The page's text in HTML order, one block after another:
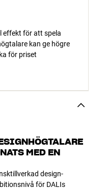
effekt för att spela
kan ge högre
för priset
MED EN
design-
för DALIs